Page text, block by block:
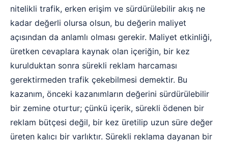
nitelikli trafik, erken erişim ve sürdürülebilir akış ne
kadar değerli olursa olsun, bu değerin maliyet
açısından da anlamlı olması gerekir. Maliyet etkinliği,
üretken cevaplara kaynak olan içeriğin, bir kez
kurulduktan sonra sürekli reklam harcaması
gerektirmeden trafik çekebilmesi demektir. Bu
kazanım, önceki kazanımların değerini sürdürülebilir
bir zemine oturtur; çünkü içerik, sürekli ödenen bir
reklam bütçesi değil, bir kez üretilip uzun süre değer
üreten kalıcı bir varlıktır. Sürekli reklama dayanan bir